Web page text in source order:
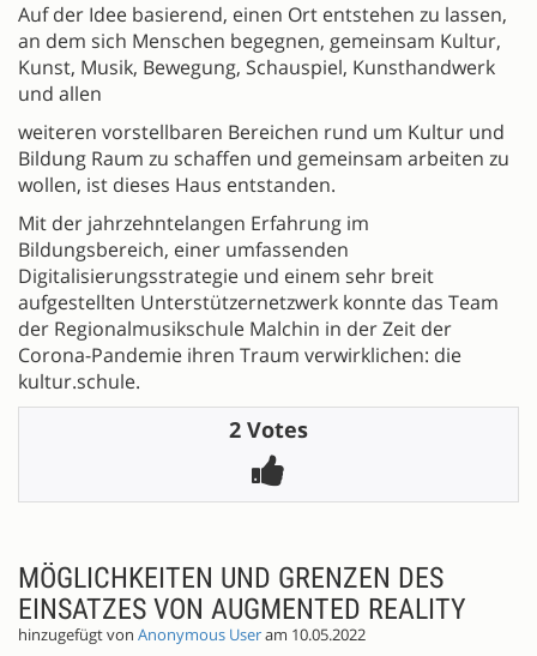
Auf der Idee basierend, einen Ort entstehen zu lassen,
an dem sich Menschen begegnen, gemeinsam Kultur,
Kunst, Musik, Bewegung, Schauspiel, Kunsthandwerk
und allen
weiteren vorstellbaren Bereichen rund um Kultur und
Bildung Raum zu schaffen und gemeinsam arbeiten zu
wollen, ist dieses Haus entstanden.
Mit der jahrzehntelangen Erfahrung im
Bildungsbereich, einer umfassenden
Digitalisierungsstrategie und einem sehr breit
aufgestellten Unterstützernetzwerk konnte das Team
der Regionalmusikschule Malchin in der Zeit der
Corona-Pandemie ihren Traum verwirklichen: die
kultur.schule.
2 Votes
MÖGLICHKEITEN UND GRENZEN DES
EINSATZES VON AUGMENTED REALITY
hinzugefügt von Anonymous Useram 10.05.2022